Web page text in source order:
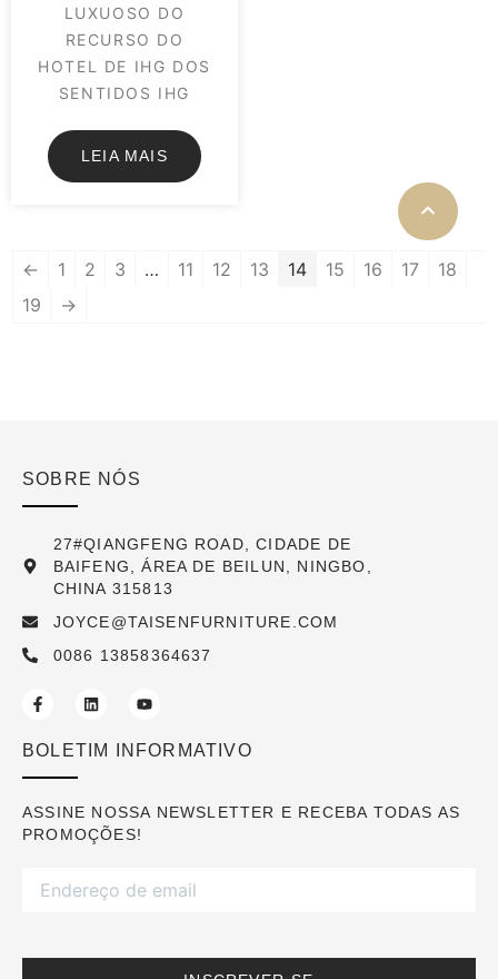
LUXUOSO DO
RECURSO DO
HOTEL DE IHG DOS
SENTIDOS IHG
LEIA MAIS
← 1 2 3 … 11 12 13 14 15 16 17
18
19
→
SOBRE NÓS
27#QIANGFENG ROAD, CIDADE DE
BAIFENG, ÁREA DE BEILUN, NINGBO,
CHINA 315813
JOYCE@TAISENFURNITURE.COM
0086 13858364637
BOLETIM INFORMATIVO
ASSINE NOSSA NEWSLETTER E RECEBA TODAS AS
PROMOÇÕES!